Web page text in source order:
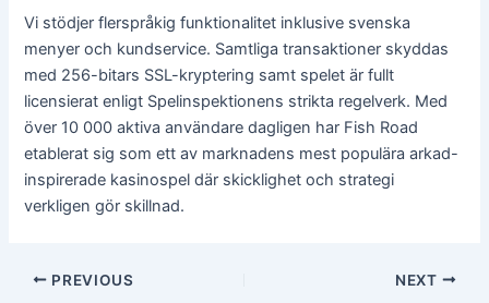
Vi stödjer flerspråkig funktionalitet inklusive svenska
menyer och kundservice. Samtliga transaktioner skyddas
med 256-bitars SSL-kryptering samt spelet är fullt
licensierat enligt Spelinspektionens strikta regelverk. Med
över 10 000 aktiva användare dagligen har Fish Road
etablerat sig som ett av marknadens mest populära arkad-
inspirerade kasinospel där skicklighet och strategi
verkligen gör skillnad.
PREVIOUS NEXT